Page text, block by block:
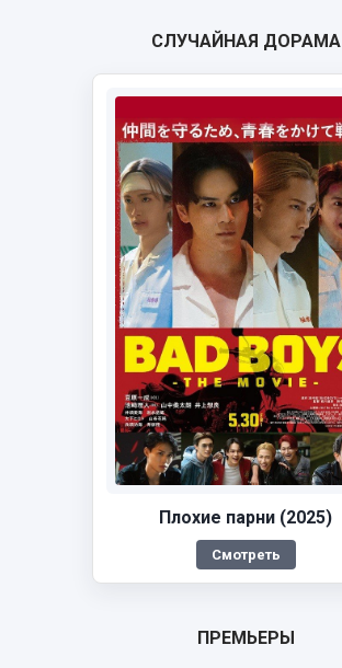
СЛУЧАЙНАЯ ДОРАМА
Плохие парни (2025)
Смотреть
ПРЕМЬЕРЫ